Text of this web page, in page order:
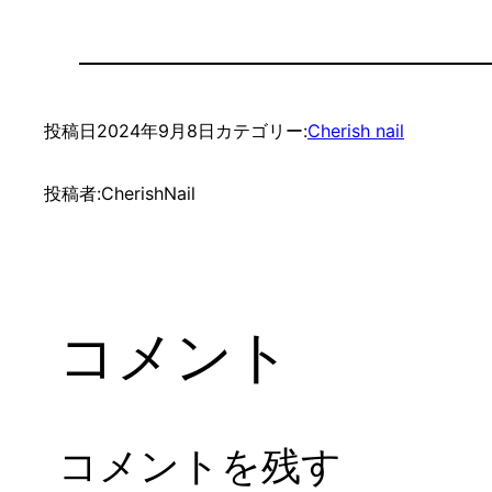
投稿日2024年9月8日 カテゴリー:Cherish nail
投稿者:CherishNail
コメント
コメントを残す